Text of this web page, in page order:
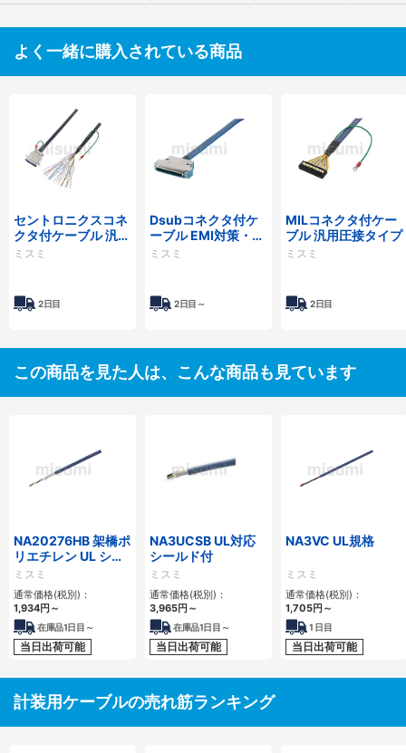
よく一緒に購入されている商品
セントロニクスコネ
クタ付ケーブル 汎用
タイプ
ミスミ
2日目
Dsubコネクタ付ケ
ーブル EMI対策・薄
型フードタイプ
ミスミ
2日目～
MILコネクタ付ケー
ブル 汎用圧接タイプ
ミスミ
2日目
この商品を見た人は、こんな商品も見ています
NA20276HB 架橋ポ
リエチレン UL シー
ルド付
ミスミ
通常価格(税別)：
1,934円～
在庫品1日目～
当日出荷可能
NA3UCSB UL対応
シールド付
ミスミ
通常価格(税別)：
3,965円～
在庫品1日目～
当日出荷可能
NA3VC UL規格
ミスミ
通常価格(税別)：
1,705円～
1 日目
当日出荷可能
計装用ケーブルの売れ筋ランキング